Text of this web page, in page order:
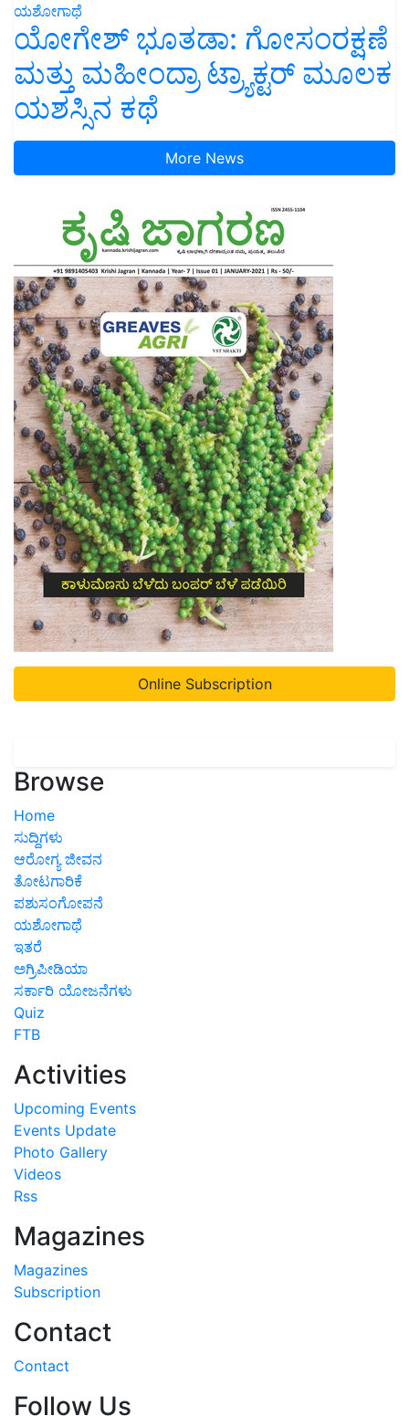
ಯಶೋಗಾಥೆ
ಯೋಗೇಶ್ ಭೂತಡಾ: ಗೋಸಂರಕ್ಷಣೆ
ಮತ್ತು ಮಹೀಂದ್ರಾ ಟ್ರ್ಯಾಕ್ಟರ್ ಮೂಲಕ
ಯಶಸ್ಸಿನ ಕಥೆ
More News
Online Subscription
Browse
Home
ಸುದ್ದಿಗಳು
ಆರೋಗ್ಯ ಜೀವನ
ತೋಟಗಾರಿಕೆ
ಪಶುಸಂಗೋಪನೆ
ಯಶೋಗಾಥೆ
ಇತರೆ
ಅಗ್ರಿಪೀಡಿಯಾ
ಸರ್ಕಾರಿ ಯೋಜನೆಗಳು
Quiz
FTB
Activities
Upcoming Events
Events Update
Photo Gallery
Videos
Rss
Magazines
Magazines
Subscription
Contact
Contact
Follow Us